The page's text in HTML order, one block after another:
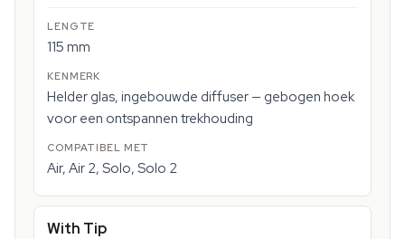
115 mm
Helder glas, ingebouwde diffuser — gebogen hoek
voor een ontspannen trekhouding
Air, Air 2, Solo, Solo 2
With Tip